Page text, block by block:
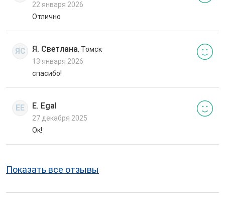
22 января 2026
Отлично
ЯС Я. Светлана, Томск
13 января 2026
спасибо!
EE E. Egal
27 декабря 2025
Ок!
Показать все отзывы